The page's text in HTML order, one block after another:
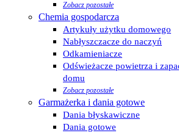
Zobacz pozostałe
Chemia gospodarcza
Artykuły użytku domowego
Nabłyszczacze do naczyń
Odkamieniacze
Odświeżacze powietrza i
domu
Zobacz pozostałe
Garmażerka i dania gotowe
Dania błyskawiczne
Dania gotowe